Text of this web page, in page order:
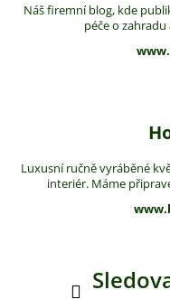
Náš firemní blog, kde
péče o
Luxusní ručně vyráběné
interiér. Máme